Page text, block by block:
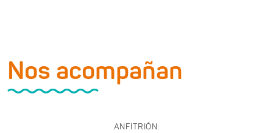
Nos acompañan
ANFITRIÓN: